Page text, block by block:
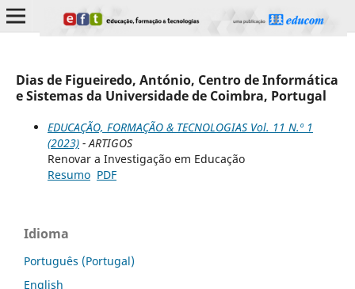
Dias de Figueiredo, António, Centro de Informática
e Sistemas da Universidade de Coimbra, Portugal
EDUCAÇÃO, FORMAÇÃO & TECNOLOGIAS Vol. 11 N.º 1
(2023)- ARTIGOS
Renovar a Investigação em Educação
Resumo PDF
Idioma
Português (Portugal)
English